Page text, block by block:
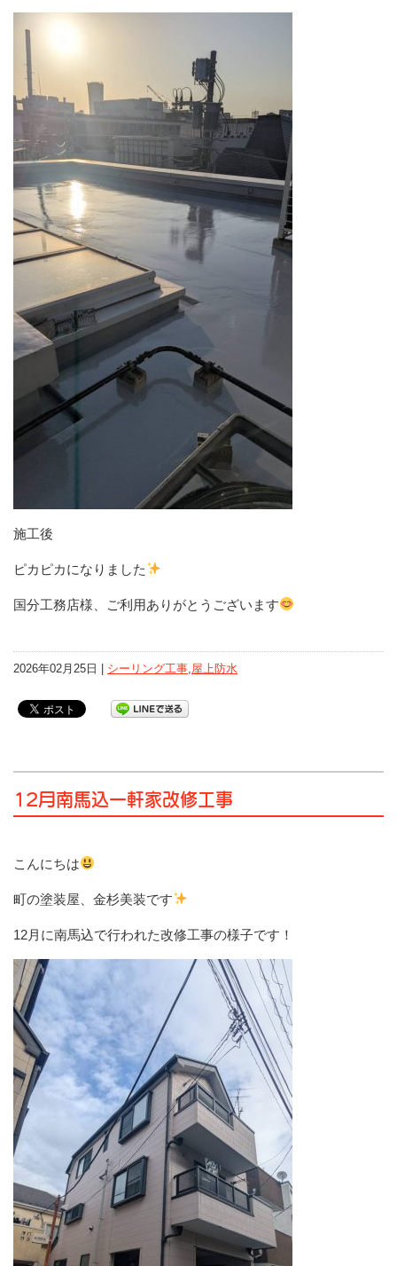
施工後
ピカピカになりました
国分工務店様、ご利用ありがとうございます
2026年02月25日 | シーリング工事 屋上防水
12月南馬込一軒家改修工事
こんにちは
町の塗装屋、金杉美装です
12月に南馬込で行われた改修工事の様子です！